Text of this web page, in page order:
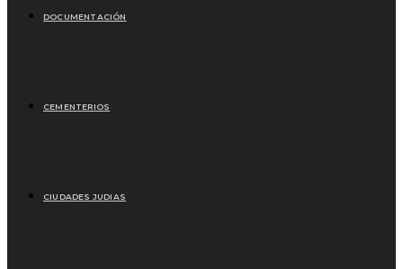
DOCUMENTACIÓN
CEMENTERIOS
CIUDADES JUDIAS